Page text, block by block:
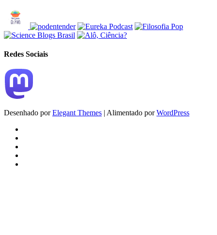
Redes Sociais
Desenhado porElegant Themes | Alimentado porWordPress